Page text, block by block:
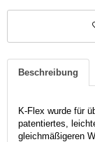
Beschreibung
K-Flex wurde für
patentiertes,
gleichmäßigeren